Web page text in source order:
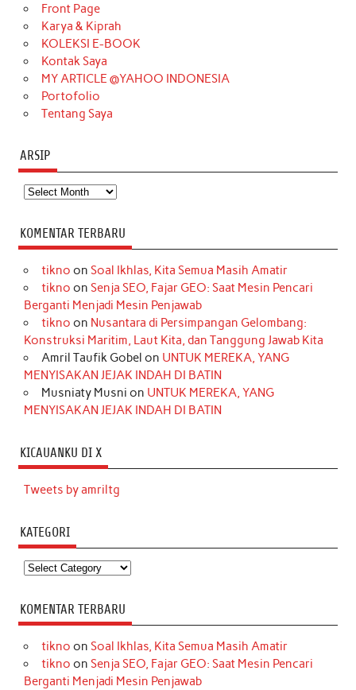
o
k
r
a
m
Front Page
Karya & Kiprah
KOLEKSI E-BOOK
Kontak Saya
MY ARTICLE @YAHOO INDONESIA
Portofolio
Tentang Saya
ARSIP
Arsip
KOMENTAR TERBARU
tikno on Soal Ikhlas, Kita Semua Masih Amatir
tikno on Senja SEO, Fajar GEO: Saat Mesin Pencari
Berganti Menjadi Mesin Penjawab
tikno on Nusantara di Persimpangan Gelombang:
Konstruksi Maritim, Laut Kita, dan Tanggung Jawab Kita
Amril Taufik Gobel on UNTUK MEREKA, YANG
MENYISAKAN JEJAK INDAH DI BATIN
Musniaty Musni on UNTUK MEREKA, YANG
MENYISAKAN JEJAK INDAH DI BATIN
KICAUANKU DI X
Tweets by amriltg
KATEGORI
Kategori
KOMENTAR TERBARU
tikno on Soal Ikhlas, Kita Semua Masih Amatir
tikno on Senja SEO, Fajar GEO: Saat Mesin Pencari
Berganti Menjadi Mesin Penjawab